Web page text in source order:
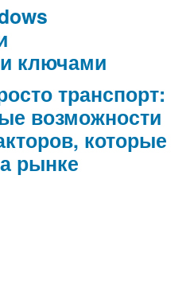
ключами
транспорт:
возможности
которые
рынке